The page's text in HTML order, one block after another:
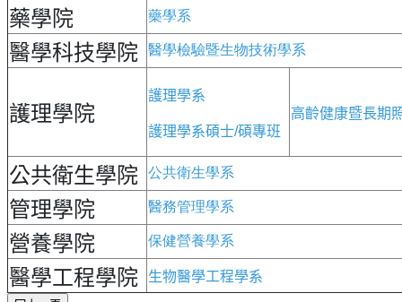
藥學院 藥學系
醫學科技學院 醫學檢驗暨生物技術學系
護理學院
護理學系
護理學系碩士/碩專班
高齡健康暨長期
公共衛生學院 公共衛生學系
管理學院 醫務管理學系
營養學院 保健營養學系
醫學工程學院 生物醫學工程學系